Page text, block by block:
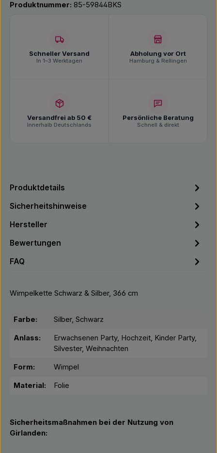
Produktnummer: 85-59844BKS
Schneller Versand
In 1–3 Werktagen
Abholung vor Ort
Hamburg & Rellingen
Versandfrei ab 50 €
Innerhalb Deutschlands
Persönliche Beratung
Schnell & direkt
Produktdetails
Sicherheitshinweise
Hersteller
Bewertungen
FAQ
Wimpelkette Schwarz & Silber, 366 cm
Farbe: Silber, Schwarz
Anlass:
Erwachsenen Party, Hochzeit, Kinder Party,
Silvester, Weihnachten
Form: Wimpel
Material: Folie
Sicherheitsmaßnahmen bei der Nutzung von
Girlanden: